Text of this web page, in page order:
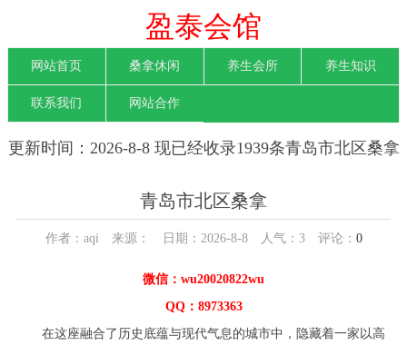
盈泰会馆
网站首页 桑拿休闲 养生会所 养生知识
联系我们 网站合作
更新时间：2026-8-8 现已经收录1939条青岛市北区桑拿
青岛市北区桑拿
作者：aqi 来源： 日期：2026-8-8 人气： 3评论： 0
微信：wu20020822wu
QQ：8973363
在这座融合了历史底蕴与现代气息的城市中，隐藏着一家以高